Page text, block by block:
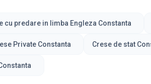
cu predare in limba Engleza Constanta
Private Constanta Crese de stat